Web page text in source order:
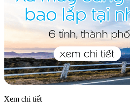
Xem chi tiết